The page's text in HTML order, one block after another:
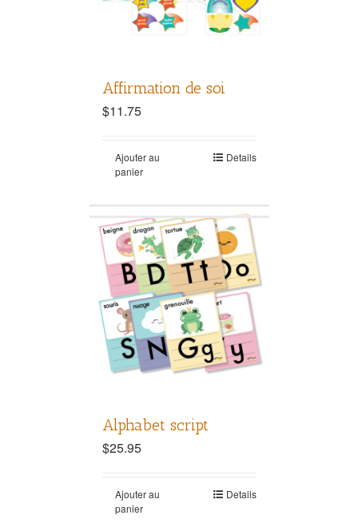
Affirmation de soi
$11.75
Ajouter au
panier
Details
Alphabet script
$25.95
Ajouter au
panier
Details